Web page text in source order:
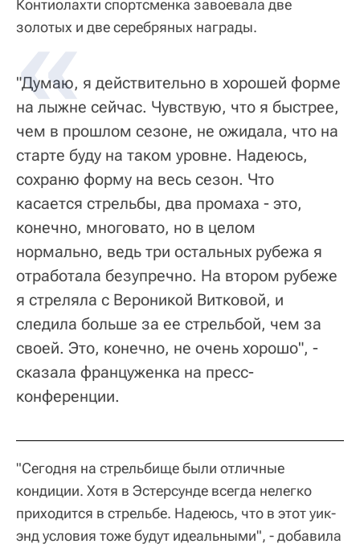
Контиолахти спортсменка завоевала две
золотых и две серебряных награды.
"Думаю, я действительно в хорошей форме
на лыжне сейчас. Чувствую, что я быстрее,
чем в прошлом сезоне, не ожидала, что на
старте буду на таком уровне. Надеюсь,
сохраню форму на весь сезон. Что
касается стрельбы, два промаха - это,
конечно, многовато, но в целом
нормально, ведь три остальных рубежа я
отработала безупречно. На втором рубеже
я стреляла с Вероникой Витковой, и
следила больше за ее стрельбой, чем за
своей. Это, конечно, не очень хорошо", -
сказала француженка на пресс-
конференции.
"Сегодня на стрельбище были отличные
кондиции. Хотя в Эстерсунде всегда нелегко
приходится в стрельбе. Надеюсь, что в этот уик-
энд условия тоже будут идеальными", - добавила